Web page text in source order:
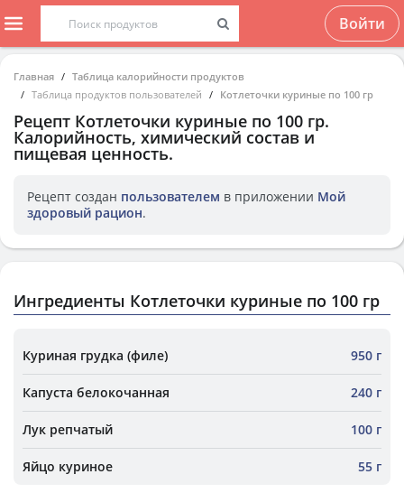
Войти
Главная
Таблица калорийности продуктов
Таблица продуктов пользователей
Котлеточки куриные по 100 гр
Рецепт Котлеточки куриные по 100 гр.
Калорийность, химический состав и
пищевая ценность.
Рецепт создан пользователем в приложении Мой
здоровый рацион.
Ингредиенты Котлеточки куриные по 100 гр
Куриная грудка (филе) 950 г
Капуста белокочанная 240 г
Лук репчатый 100 г
Яйцо куриное 55 г